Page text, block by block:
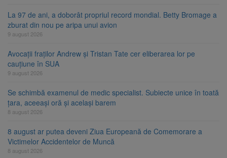
La 97 de ani, a doborât propriul record mondial. Betty Bromage a
zburat din nou pe aripa unui avion
9 august 2026
Avocații fraților Andrew și Tristan Tate cer eliberarea lor pe
cauțiune în SUA
9 august 2026
Se schimbă examenul de medic specialist. Subiecte unice în toată
țara, aceeași oră și același barem
8 august 2026
8 august ar putea deveni Ziua Europeană de Comemorare a
Victimelor Accidentelor de Muncă
8 august 2026